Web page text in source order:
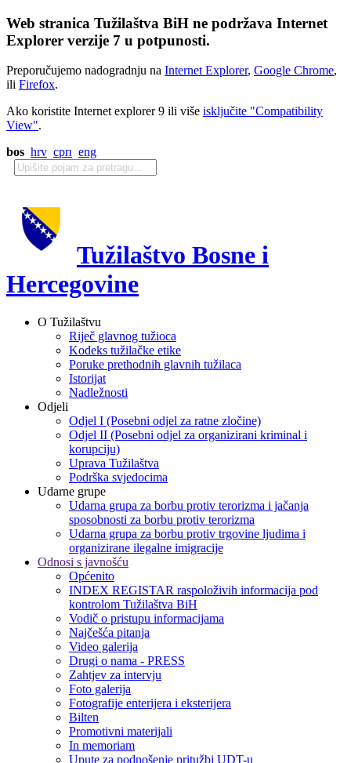
Web stranica Tužilaštva BiH ne podržava Internet
Explorer verzije 7 u potpunosti.
Preporučujemo nadogradnju na Internet Explorer, Google Chrome,
ili Firefox.
Ako koristite Internet explorer 9 ili više isključite "Compatibility
View".
bos hrv срп eng
Tužilaštvo Bosne i
Hercegovine
O Tužilaštvu
Riječ glavnog tužioca
Kodeks tužilačke etike
Poruke prethodnih glavnih tužilaca
Istorijat
Nadležnosti
Odjeli
Odjel I (Posebni odjel za ratne zločine)
Odjel II (Posebni odjel za organizirani kriminal i
korupciju)
Uprava Tužilaštva
Podrška svjedocima
Udarne grupe
Udarna grupa za borbu protiv terorizma i jačanja
sposobnosti za borbu protiv terorizma
Udarna grupa za borbu protiv trgovine ljudima i
organizirane ilegalne imigracije
Odnosi s javnošću
Općenito
INDEX REGISTAR raspoloživih informacija pod
kontrolom Tužilaštva BiH
Vodič o pristupu informacijama
Najčešća pitanja
Video galerija
Drugi o nama - PRESS
Zahtjev za intervju
Foto galerija
Fotografije enterijera i eksterijera
Bilten
Promotivni materijali
In memoriam
Upute za podnošenje pritužbi UDT-u